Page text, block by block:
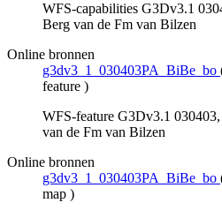
WFS-capabilities G3Dv3.1
Berg van de Fm van Bilzen
Online bronnen
g3dv3_1_030403PA_BiBe_bo
feature )
WFS-feature G3Dv3.1
van de Fm van Bilzen
Online bronnen
g3dv3_1_030403PA_BiBe_bo
map )